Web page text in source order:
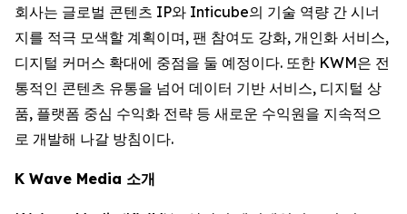
회사는 글로벌 콘텐츠 IP와 Inticube의 기술 역량 간 시너
지를 적극 모색할 계획이며, 팬 참여도 강화, 개인화 서비스,
디지털 커머스 확대에 중점을 둘 예정이다. 또한 KWM은 전
통적인 콘텐츠 유통을 넘어 데이터 기반 서비스, 디지털 상
품, 플랫폼 중심 수익화 전략 등 새로운 수익원을 지속적으
로 개발해 나갈 방침이다.
K Wave Media 소개